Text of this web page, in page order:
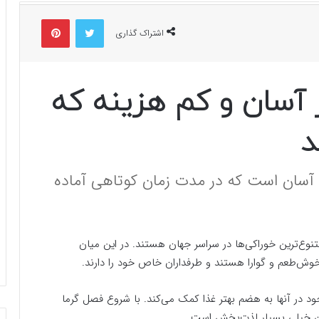
اشتراک گذاری
توییتر پینتریست
و کم هزینه که
است که در مدت زمان کوتاهی آماده
خوراکی‌ها در سراسر جهان هستند. در این میان
و گوارا هستند و طرفداران خاص خود را دارند.
در آنها به هضم بهتر غذا کمک می‌کند. با شروع فصل گرما